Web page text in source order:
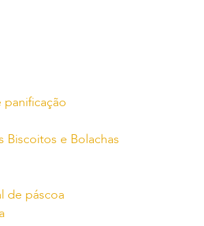
panificação
Biscoitos e Bolachas
de páscoa